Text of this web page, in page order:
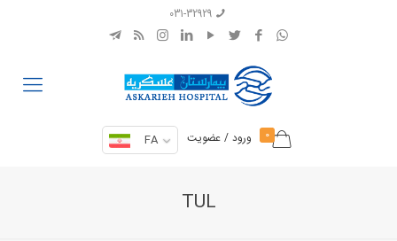
031-32929
0 ورود / عضویت FA
TUL